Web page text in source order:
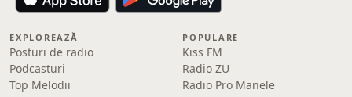
EXPLOREAZĂ
Posturi de radio
Podcasturi
Top Melodii
POPULARE
Kiss FM
Radio ZU
Radio Pro Manele